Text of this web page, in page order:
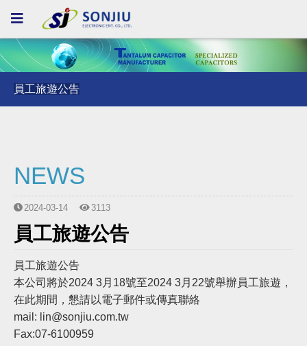
員工旅遊公告
員工旅遊公告
NEWS
2024-03-14 3113
員工旅遊公告
員工旅遊公告
本公司將於2024 3月18號至2024 3月22號舉辦員工旅遊，
在此期間，懇請以電子郵件或傳真聯絡
mail: lin@sonjiu.com.tw
Fax:07-6100959